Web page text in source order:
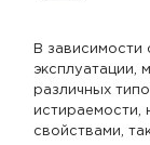
В зависимости
эксплуатации,
различных
истираемости,
свойствами,